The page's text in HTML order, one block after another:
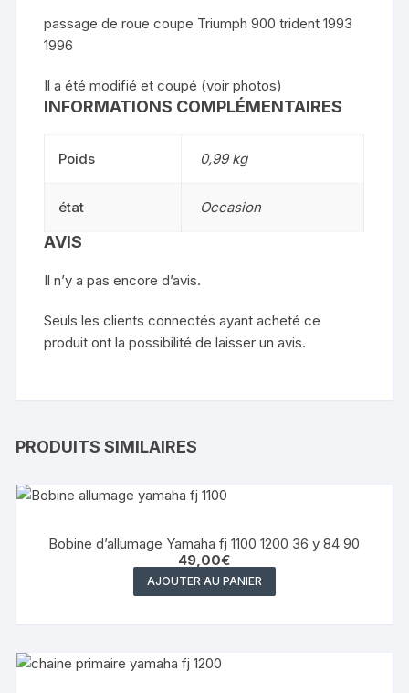
passage de roue coupe Triumph 900 trident 1993
1996
Il a été modifié et coupé (voir photos)
INFORMATIONS COMPLÉMENTAIRES
Poids 0,99 kg
état Occasion
AVIS
Il n’y a pas encore d’avis.
Seuls les clients connectés ayant acheté ce
produit ont la possibilité de laisser un avis.
PRODUITS SIMILAIRES
Bobine d’allumage Yamaha fj 1100 1200 36 y 84 90
49,00€
AJOUTER AU PANIER